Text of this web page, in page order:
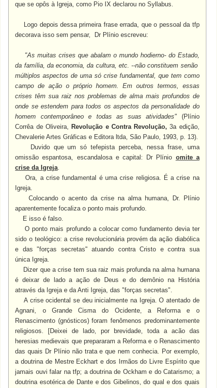
que se opôs à Igreja, como Pio IX declarou no Syllabus.
Logo depois dessa primeira frase errada, que o pessoal da tfp
decorava isso sem pensar, Dr Plínio escreveu:
"As muitas crises que abalam o mundo hodierno- do Estado,
da família, da economia, da cultura, etc. --não constituem senão
múltiplos aspectos de uma só crise fundamental, que tem como
campo de ação o próprio homem. Em outros termos, essas
crises têm sua raiz nos problemas de alma mais profundos de
onde se estendem para todos os aspectos da personalidade do
homem contemporâneo e todas as suas atividades" (Plínio
Corrêa de Oliveira, Revolução e Contra Revolução,3a edição,
Chevalerie Artes Gráficas e Editora ltda, São Paulo, 1993, p. 13).
Duvido que um só tefepista perceba, nessa frase, uma
omissão espantosa, escandalosa e capital: Dr Plínio omite a
crise da Igreja.
Ora, a crise fundamental é uma crise religiosa. É a crise na
Igreja.
Colocando o acento da crise na alma humana, Dr. Plínio
aparentemente focaliza o ponto mais profundo.
E isso é falso.
O ponto mais profundo a colocar como fundamento devia ter
sido o teológico: a crise revolucionária provém da ação diabólica
e das "forças secretas" atuando contra Cristo e contra sua
única Igreja.
Dizer que a crise tem sua raiz mais profunda na alma humana
é deixar de lado a ação de Deus e do demônio na História
através da Igreja e da Anti Igreja, das "forças secretas".
A crise ocidental se deu inicialmente na Igreja. O atentado de
Agnani, o Grande Cisma do Ocidente, a Reforma e o
Renascimento (gnósticos) foram fenômenos predominantemente
religiosos. [Deixei de lado, por brevidade, toda a acão das
heresias medievais que prepararam a Reforma e o Renascimento
das quais Dr Plínio não trata e que nem conhecia. Por exemplo,
a doutrina de Mestre Eckhart e dos Irmãos do Livre Espírito que
jamais ouvi falar na tfp; a doutrina de Ockham e do Catarismo; a
doutrina esotérica de Dante e dos Gibelinos, do qual e dos quais